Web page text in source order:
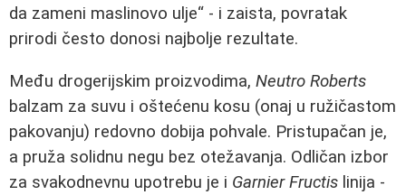
da zameni maslinovo ulje“ - i zaista, povratak
prirodi često donosi najbolje rezultate.
Među drogerijskim proizvodima, Neutro Roberts
balzam za suvu i oštećenu kosu (onaj u ružičastom
pakovanju) redovno dobija pohvale. Pristupačan je,
a pruža solidnu negu bez otežavanja. Odličan izbor
za svakodnevnu upotrebu je i Garnier Fructis linija -